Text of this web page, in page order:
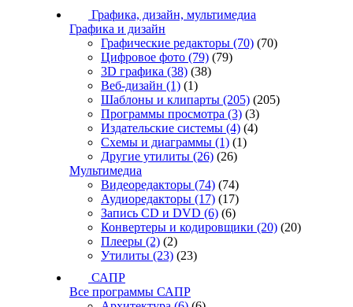
Графика, дизайн, мультимедиа
Графика и дизайн
Графические редакторы (70) (70)
Цифровое фото (79) (79)
3D графика (38) (38)
Веб-дизайн (1) (1)
Шаблоны и клипарты (205) (205)
Программы просмотра (3) (3)
Издательские системы (4) (4)
Схемы и диаграммы (1) (1)
Другие утилиты (26) (26)
Мультимедиа
Видеоредакторы (74) (74)
Аудиоредакторы (17) (17)
Запись CD и DVD (6) (6)
Конвертеры и кодировщики (20) (20)
Плееры (2) (2)
Утилиты (23) (23)
САПР
Все программы САПР